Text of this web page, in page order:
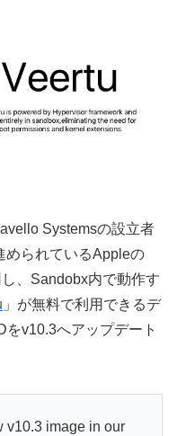
Systemsの設立者
められているAppleの
、Sandobx内で動作す
」が無料で利用できるデ
v10.3へアップデート
v10.3 image in our